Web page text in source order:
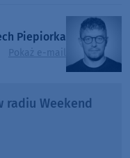
Piepiorka
Pokaż e-mail
radiu Weekend